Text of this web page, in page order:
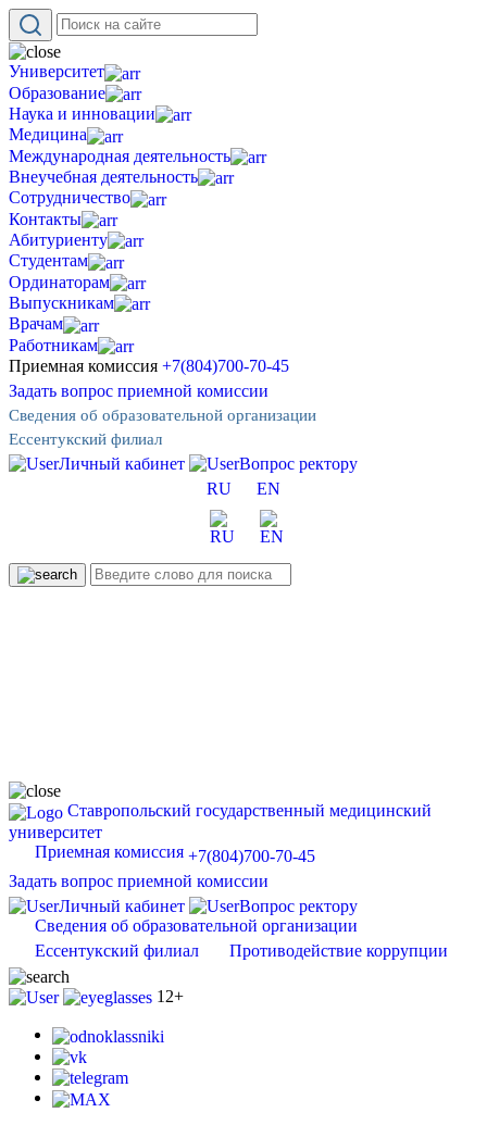
Университет
Образование
Наука и инновации
Медицина
Международная деятельность
Внеучебная деятельность
Сотрудничество
Контакты
Абитуриенту
Студентам
Ординаторам
Выпускникам
Врачам
Работникам
Приемная комиссия +7(804)700-70-45
Задать вопрос приемной комиссии
Сведения об образовательной организации
Ессентукский филиал
Личный кабинет
Вопрос ректору
RU
EN
Ставропольский государственный медицинский
университет
Приемная комиссия +7(804)700-70-45
Задать вопрос приемной комиссии
Личный кабинет
Вопрос ректору
Сведения об образовательной организации
Ессентукский филиал
Противодействие коррупции
12+